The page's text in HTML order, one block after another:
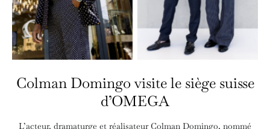
Colman Domingo visite le siège suisse
d’OMEGA
L’acteur, dramaturge et réalisateur Colman Domingo, nommé